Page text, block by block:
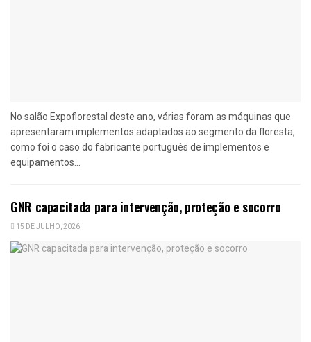
No salão Expoflorestal deste ano, várias foram as máquinas que
apresentaram implementos adaptados ao segmento da floresta,
como foi o caso do fabricante português de implementos e
equipamentos...
GNR capacitada para intervenção, proteção e socorro
15 DE JULHO, 2026